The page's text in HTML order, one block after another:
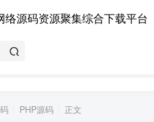
PHP源码 正文